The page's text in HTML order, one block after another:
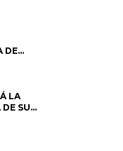
DE
DE
UN
LA
SU